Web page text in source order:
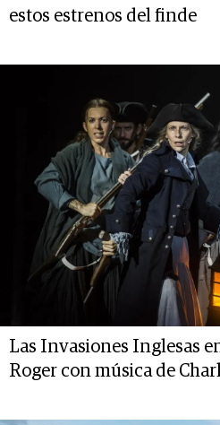
estos estrenos del finde
Las Invasiones Inglesas
Roger con música de